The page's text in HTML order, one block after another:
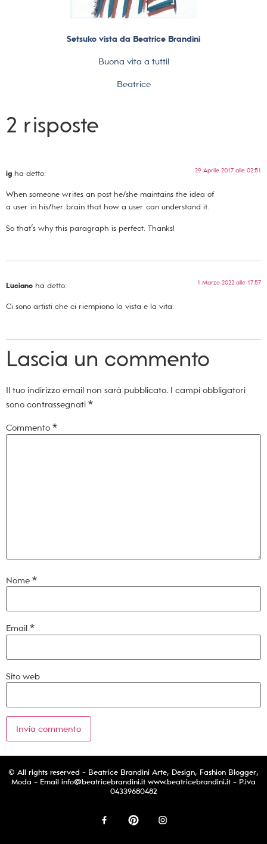
Setsuko vista da Beatrice Brandini
Buona vita a tutti!
Beatrice
2 risposte
ig ha detto: 29 Aprile 2017 alle 02:51
When someone writes an post he/she maintains the idea of
a user in his/her brain that how a user can understand it.
So that’s why this paragraph is perfect. Thanks!
Luciano ha detto: 1 Marzo 2022 alle 17:57
Ci sono artisti che ci riempiono la vista e la vita.
Lascia un commento
Il tuo indirizzo email non sarà pubblicato. I campi obbligatori
sono contrassegnati *
Commento *
Nome *
Email *
Sito web
© All rights reserved - Beatrice Brandini Arte, Design, Fashion Blogger,
Moda - Email info@beatricebrandini.it www.beatricebrandini.it - P.iva
04339680482